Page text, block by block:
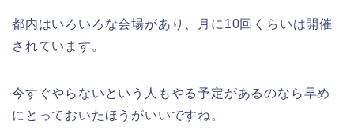
都内はいろいろな会場があり、月に10回くらいは開催
されています。
今すぐやらないという人もやる予定があるのなら早め
にとっておいたほうがいいですね。